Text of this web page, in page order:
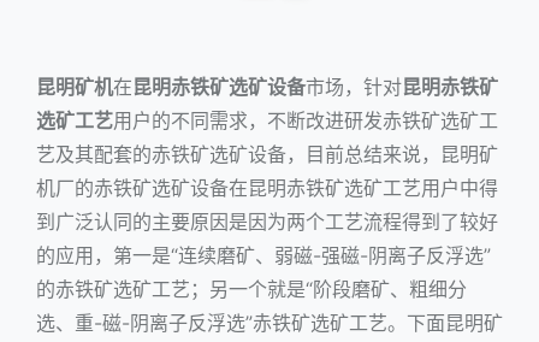
昆明矿机在昆明赤铁矿选矿设备市场，针对昆明赤铁矿
选矿工艺用户的不同需求，不断改进研发赤铁矿选矿工
艺及其配套的赤铁矿选矿设备，目前总结来说，昆明矿
机厂的赤铁矿选矿设备在昆明赤铁矿选矿工艺用户中得
到广泛认同的主要原因是因为两个工艺流程得到了较好
的应用，第一是“连续磨矿、弱磁-强磁-阴离子反浮选”
的赤铁矿选矿工艺；另一个就是“阶段磨矿、粗细分
选、重-磁-阴离子反浮选”赤铁矿选矿工艺。下面昆明矿